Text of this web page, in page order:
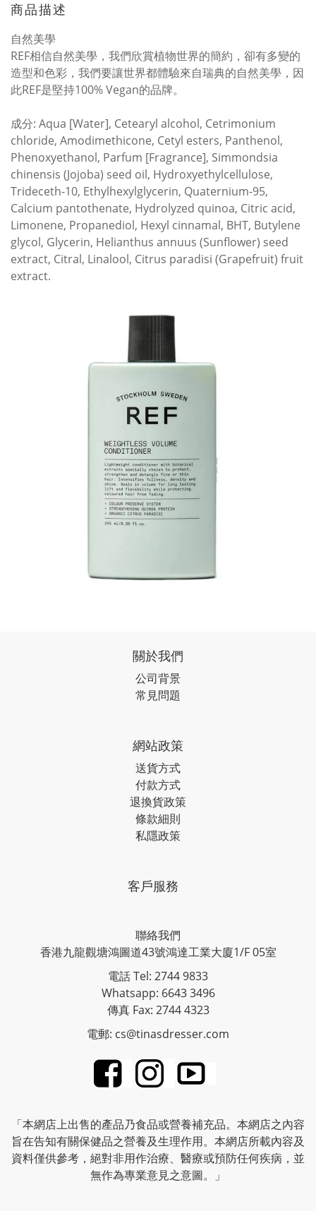
商品描述
自然美學
REF相信自然美學，我們欣賞植物世界的簡約，卻有多變的
造型和色彩，我們要讓世界都體驗來自瑞典的自然美學，因
此REF是堅持100% Vegan的品牌。
成分: Aqua [Water], Cetearyl alcohol, Cetrimonium
chloride, Amodimethicone, Cetyl esters, Panthenol,
Phenoxyethanol, Parfum [Fragrance], Simmondsia
chinensis (Jojoba) seed oil, Hydroxyethylcellulose,
Trideceth-10, Ethylhexylglycerin, Quaternium-95,
Calcium pantothenate, Hydrolyzed quinoa, Citric acid,
Limonene, Propanediol, Hexyl cinnamal, BHT, Butylene
glycol, Glycerin, Helianthus annuus (Sunflower) seed
extract, Citral, Linalool, Citrus paradisi (Grapefruit) fruit
extract.
關於我們
公司背景
常見問題
網站政策
送貨方式
付款方式
退換貨政策
條款細則
私隱政策
客戶服務
聯絡我們
香港九龍觀塘鴻圖道43號鴻達工業大廈1/F 05室
電話 Tel: 2744 9833
Whatsapp: 6643 3496
傳真 Fax: 2744 4323
電郵: cs@tinasdresser.com
「本網店上出售的產品乃食品或營養補充品。本網店之內容
旨在告知有關保健品之營養及生理作用。本網店所載內容及
資料僅供參考，絕對非用作治療、醫療或預防任何疾病，並
無作為專業意見之意圖。」